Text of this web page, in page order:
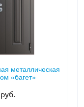
металлическая
«багет»
руб.